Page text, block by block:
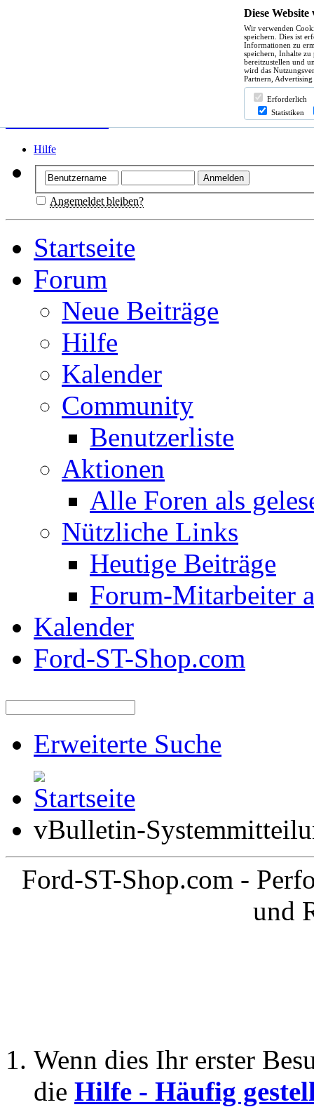
Hilfe
Angemeldet bleiben?
Startseite
Forum
Neue Beiträge
Hilfe
Kalender
Community
Benutzerliste
Aktionen
Alle Foren als
Nützliche Links
Heutige Beiträge
Forum-Mitarbeiter
Kalender
Ford-ST-Shop.com
Erweiterte Suche
vBulletin-
Ford-ST-Shop.com -
und
Wenn dies Ihr erster
die Hilfe - Häufig
Diese
Wir verwenden
speichern. Dies ist
Informationen zu
speichern, Inhalte
bereitzustellen und
wird das
Partnern,
Erforderlich
Statistiken